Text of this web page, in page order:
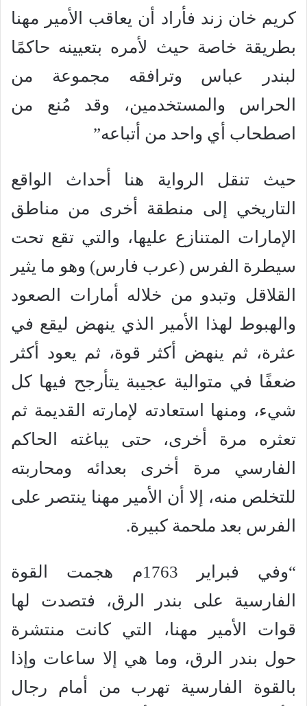
كريم خان زند فأراد أن يعاقب الأمير مهنا
بطريقة خاصة حيث لأمره بتعيينه حاكمًا
لبندر عباس وترافقه مجموعة من
الحراس والمستخدمين، وقد مُنع من
اصطحاب أي واحد من أتباعه”
حيث تنقل الرواية هنا أحداث الواقع
التاريخي إلى منطقة أخرى من مناطق
الإمارات المتنازع عليها، والتي تقع تحت
سيطرة الفرس (عرب فارس) وهو ما يثير
القلاقل وتبدو من خلاله أمارات الصعود
والهبوط لهذا الأمير الذي ينهض ليقع في
عثرة، ثم ينهض أكثر قوة، ثم يعود أكثر
ضعفًا في متوالية عجيبة يتأرجح فيها كل
شيء، ومنها استعادته لإمارته القديمة ثم
تعثره مرة أخرى، حتى يباغته الحاكم
الفارسي مرة أخرى بعدائه ومحاربته
للتخلص منه، إلا أن الأمير مهنا ينتصر على
الفرس بعد ملحمة كبيرة.
“وفي فبراير 1763م هجمت القوة
الفارسية على بندر الرق، فتصدت لها
قوات الأمير مهنا، التي كانت منتشرة
حول بندر الرق، وما هي إلا ساعات وإذا
بالقوة الفارسية تهرب من أمام رجال